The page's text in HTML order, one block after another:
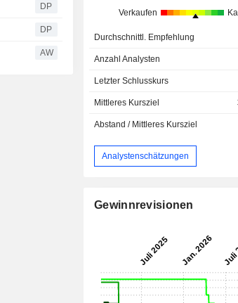
DP
DP
AW
Verkaufen
Durchschnittl. Empfehlung
Anzahl Analysten
Letzter Schlusskurs
Mittleres Kursziel
Abstand / Mittleres Kursziel
Analystenschätzungen
Gewinnrevisionen